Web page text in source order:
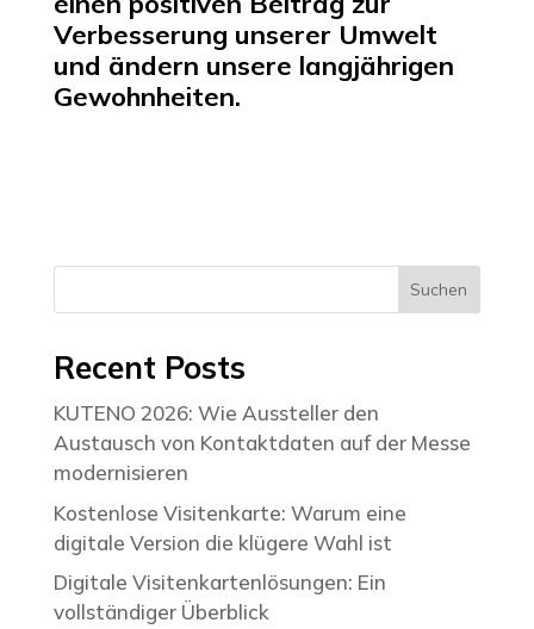
Verbesserung unserer Umwelt
und ändern unsere langjährigen
Gewohnheiten.
Suchen
Recent Posts
KUTENO 2026: Wie Aussteller den
Austausch von Kontaktdaten auf der Messe
modernisieren
Kostenlose Visitenkarte: Warum eine
digitale Version die klügere Wahl ist
Digitale Visitenkartenlösungen: Ein
vollständiger Überblick